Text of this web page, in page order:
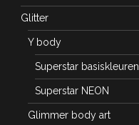
Glitter
Y body
Superstar basiskleuren
Superstar NEON
Glimmer body art